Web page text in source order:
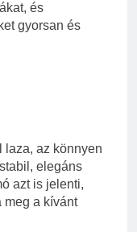
és
gyorsan és
laza, az könnyen
elegáns
azt is jelenti,
meg a kívánt